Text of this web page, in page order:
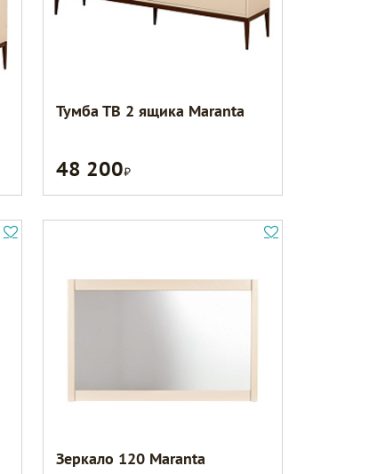
Тумба ТВ 2 ящика Maranta
48 200Р
Зеркало 120 Maranta